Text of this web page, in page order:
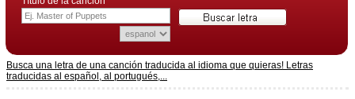
Busca una letra de una canción traducida al idioma que quieras! Letras
traducidas al español, al portugués,...